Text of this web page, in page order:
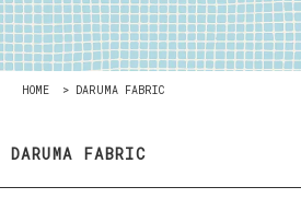
HOME > DARUMA FABRIC
DARUMA FABRIC